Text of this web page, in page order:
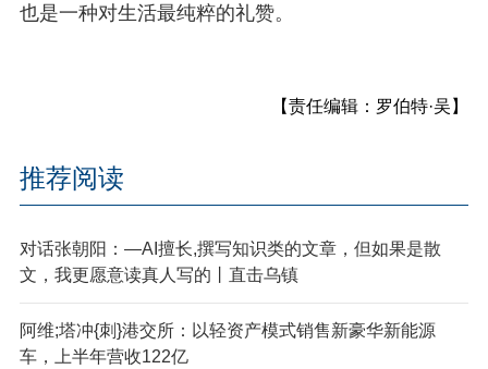
也是一种对生活最纯粹的礼赞。
【责任编辑：罗伯特·吴】
推荐阅读
对话张朝阳：—AI擅长,撰写知识类的文章，但如果是散
文，我更愿意读真人写的丨直击乌镇
阿维;塔冲{刺}港交所：以轻资产模式销售新豪华新能源
车，上半年营收122亿